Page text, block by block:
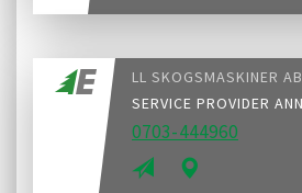
LL SKOGSMASKINER AB
SERVICE PROVIDER
0703-444960